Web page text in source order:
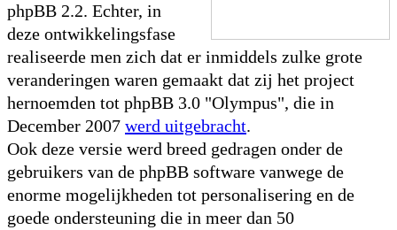
phpBB 2.2. Echter, in
deze ontwikkelingsfase
realiseerde men zich dat er inmiddels zulke grote
veranderingen waren gemaakt dat zij het project
hernoemden tot phpBB 3.0 "Olympus", die in
December 2007 werd uitgebracht.
Ook deze versie werd breed gedragen onder de
gebruikers van de phpBB software vanwege de
enorme mogelijkheden tot personalisering en de
goede ondersteuning die in meer dan 50